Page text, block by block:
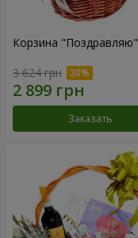
Корзина "Поздравляю"
3 624 грн
Заказать